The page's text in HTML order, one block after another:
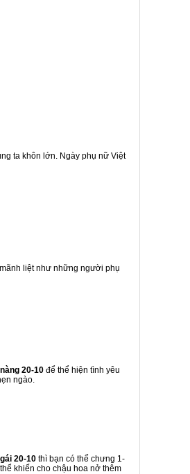
ta khôn lớn. Ngày phụ nữ Việt
liệt như những người phụ
20-10 để thể hiện tình yêu
ngào.
20-10 thì bạn có thể chưng 1-
khiến cho chậu hoa nở thêm